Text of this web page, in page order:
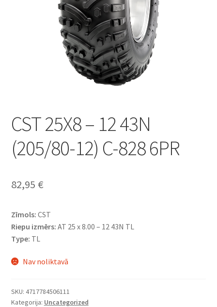
CST 25X8 – 12 43N
(205/80-12) C-828 6PR
82,95 €
Zīmols: CST
Riepu izmērs: AT 25 x 8.00 – 12 43N TL
Type: TL
Nav noliktavā
SKU: 4717784506111
Kategorija: Uncategorized